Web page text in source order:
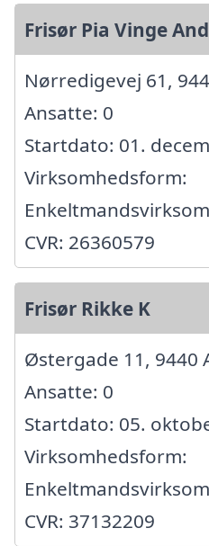
Frisør Pia Vinge
Nørredigevej 61,
Ansatte: 0
Startdato: 01.
Virksomhedsform:
CVR: 26360579
Frisør Rikke K
Østergade 11, 9440
Ansatte: 0
Startdato: 05.
Virksomhedsform:
CVR: 37132209